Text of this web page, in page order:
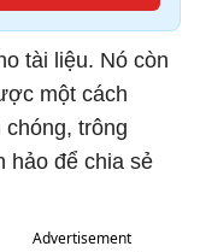
tài liệu. Nó còn
một cách
trông
hảo để chia sẻ
Advertisement